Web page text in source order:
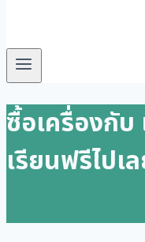
ซื้อเครื่องกั
เรียนฟรีไปเ